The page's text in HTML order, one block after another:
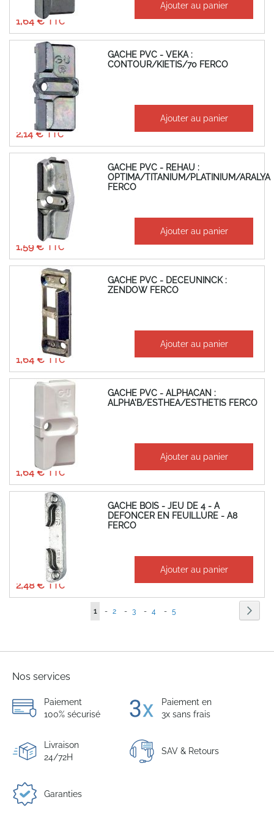
1,64 €
1,37 € Ajouter au panier
GACHE PVC - VEKA :
CONTOUR/KIETIS/70 FERCO
À partir de
2,14 €
1,78 € Ajouter au panier
GACHE PVC - REHAU :
OPTIMA/TITANIUM/PLATINIUM/ARALYA
FERCO
À partir de
1,59 €
1,32 € Ajouter au panier
GACHE PVC - DECEUNINCK :
ZENDOW FERCO
À partir de
1,64 €
1,37 € Ajouter au panier
GACHE PVC - ALPHACAN :
ALPHA'B/ESTHEA/ESTHETIS FERCO
1,64 €
Ajouter au panier
GACHE BOIS - JEU DE 4 - A
DEFONCER EN FEUILLURE - A8
FERCO
À partir de
2,48 €
Ajouter au panier
Vous
1 - Page
2 - Page
3 - Page
4 - Page
5
Nos services
Paiement
100% sécurisé
Paiement en
3x sans frais
Livraison
24/72H
SAV & Retours
Garanties